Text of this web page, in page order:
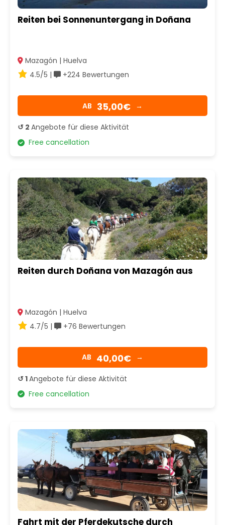
Reiten bei Sonnenuntergang in Doñana
Mazagón | Huelva
4.5/5 |
+224 Bewertungen
AB 35,00€ →
↺ 2 Angebote für diese Aktivität
Free cancellation
Reiten durch Doñana von Mazagón aus
Mazagón | Huelva
4.7/5 |
+76 Bewertungen
AB 40,00€ →
↺ 1Angebote für diese Aktivität
Free cancellation
Fahrt mit der Pferdekutsche durch